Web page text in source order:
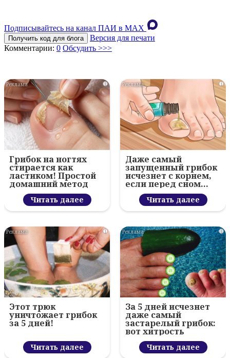
Подписывайтесь на канал ПАИ в MAХ
Получить код для блога
Версия для печати
Комментарии: 0 Обсудить >>>
i
Грибок на ногтях
стирается как
ластиком! Простой
домашний метод
Читать далее
i
Даже самый
запущенный грибок
исчезнет с корнем,
если перед сном…
Читать далее
i
Этот трюк
уничтожает грибок
за 5 дней!
Читать далее
i
За 5 дней исчезнет
даже самый
застарелый грибок:
вот хитрость
Читать далее